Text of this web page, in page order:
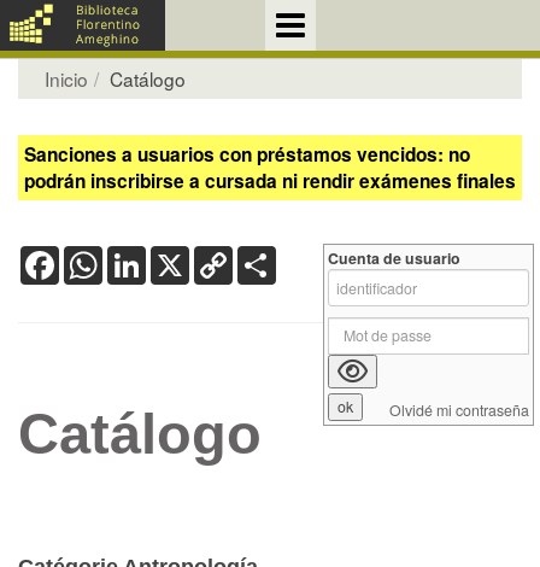
Inicio Catálogo
Sanciones a usuarios con préstamos vencidos: no
podrán inscribirse a cursada ni rendir exámenes finales
FacebookWhatsApp
LinkedIn
X Copy
Link
Catálogo
Cuenta de usuario
Olvidé mi contraseña